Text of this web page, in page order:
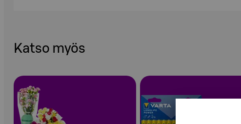
Katso myös